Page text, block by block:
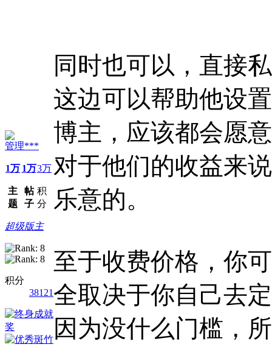
管理***
1万
主
题
1万
帖
子
3万
积
分
超级版主
积分
38121
同时也可以，直接
这边可以帮助他设
博主，应该都会愿
对于他们的收益来
乐意的。
至于收费价格，你
全取决于你自己去
因为没什么门槛，